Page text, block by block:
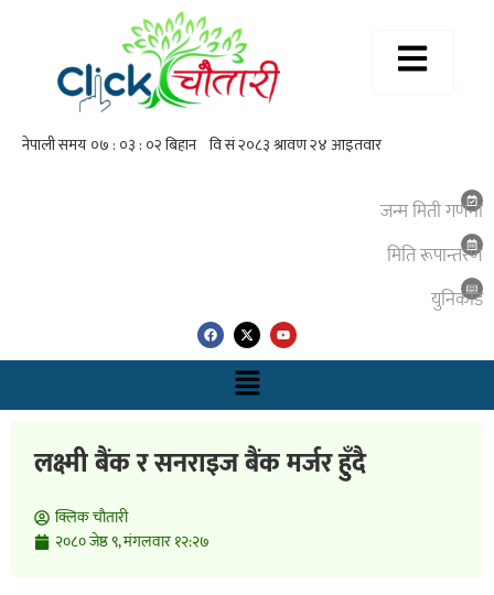
जन्म मिती गणना
मिति रूपान्तरण
युनिकाेड
लक्ष्मी बैंक र सनराइज बैंक मर्जर हुँदै
क्लिक चाैतारी
२०८० जेष्ठ ९, मंगलवार १२:२७